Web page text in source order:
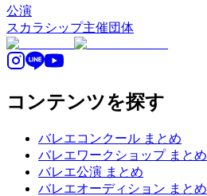
公演
スカラシップ主催団体
コンテンツを探す
バレエコンクール まとめ
バレエワークショップ まとめ
バレエ公演 まとめ
バレエオーディション まとめ